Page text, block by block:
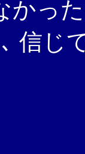
かっ
信じ